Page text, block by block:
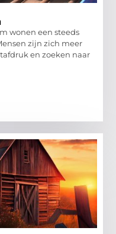
wonen een steeds
zijn zich meer
en zoeken naar